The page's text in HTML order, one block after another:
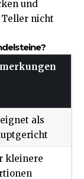
und
Teller nicht
als
kleinere